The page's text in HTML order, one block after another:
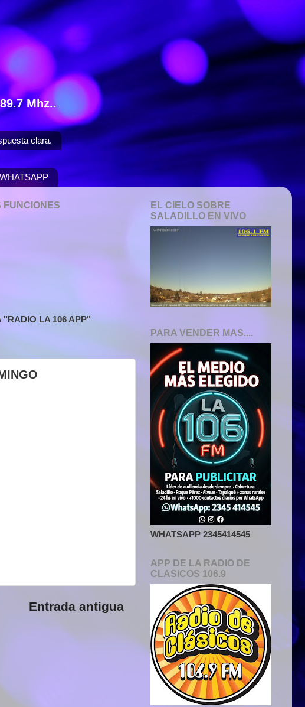
Mhz..
clara.
FUNCIONES
"RADIO LA 106 APP"
Entrada antigua
EL CIELO SOBRE
SALADILLO EN VIVO
PARA VENDER MAS....
WHATSAPP 2345414545
APP DE LA RADIO DE
CLASICOS 106.9